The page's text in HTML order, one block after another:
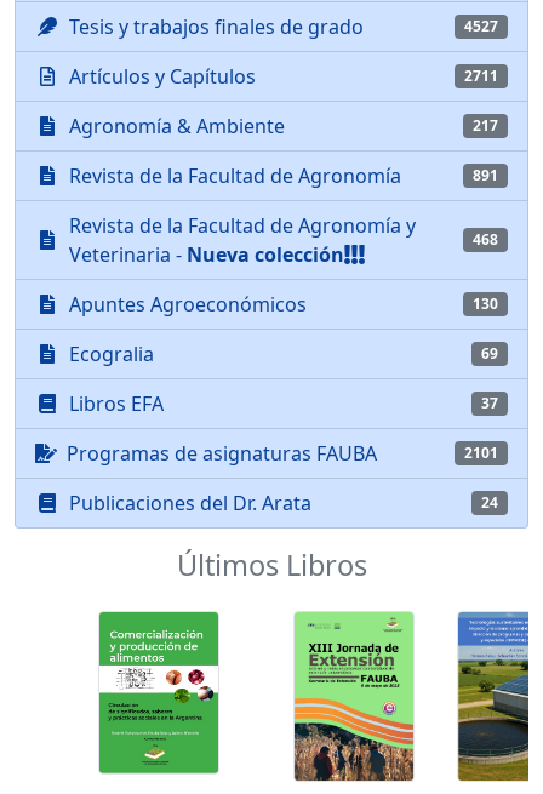
Tesis y trabajos finales de grado 4527
Artículos y Capítulos 2711
Agronomía & Ambiente 217
Revista de la Facultad de Agronomía 891
Revista de la Facultad de Agronomía y
Veterinaria - Nueva colección
468
Apuntes Agroeconómicos 130
Ecogralia 69
Libros EFA 37
Programas de asignaturas FAUBA 2101
Publicaciones del Dr. Arata 24
Últimos Libros